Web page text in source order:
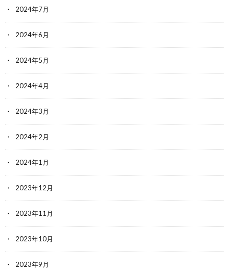
2024年7月
2024年6月
2024年5月
2024年4月
2024年3月
2024年2月
2024年1月
2023年12月
2023年11月
2023年10月
2023年9月